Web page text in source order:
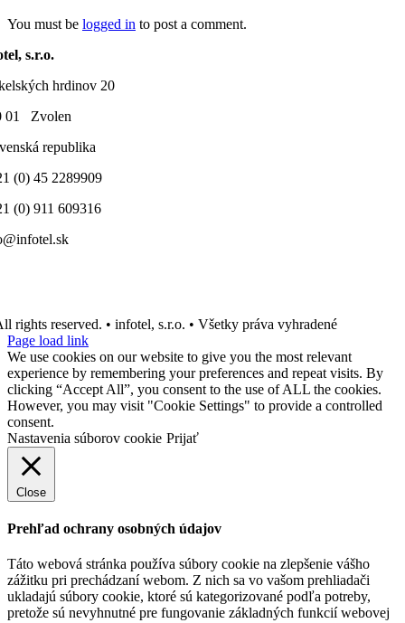
You must be logged in to post a comment.
s.r.o.
hrdinov 20
01 Zvolen
republika
(0) 45 2289909
(0) 911 609316
rights reserved. • infotel, s.r.o. • Všetky práva vyhradené
Page load link
We use cookies on our website to give you the most relevant
experience by remembering your preferences and repeat visits. By
clicking “Accept All”, you consent to the use of ALL the cookies.
However, you may visit "Cookie Settings" to provide a controlled
consent.
Nastavenia súborov cookie Prijať
Close
Prehľad ochrany osobných údajov
Táto webová stránka používa súbory cookie na zlepšenie vášho
zážitku pri prechádzaní webom. Z nich sa vo vašom prehliadači
ukladajú súbory cookie, ktoré sú kategorizované podľa potreby,
pretože sú nevyhnutné pre fungovanie základných funkcií webovej